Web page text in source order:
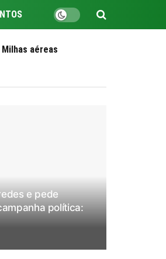
Milhas aéreas
e pede
política: